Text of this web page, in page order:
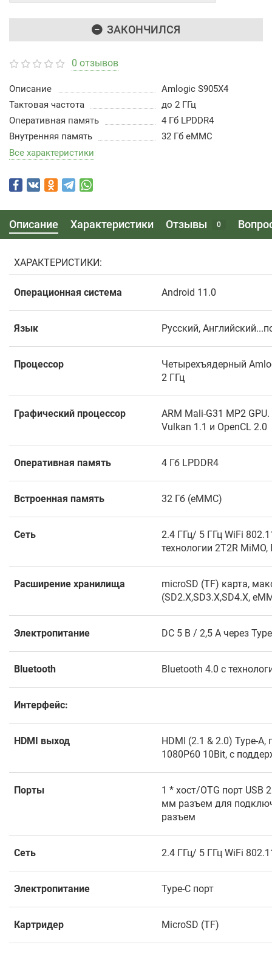
ЗАКОНЧИЛСЯ
0 отзывов
Описание
Amlogic S905X4
Тактовая частота
до 2 ГГц
Оперативная память
4 Гб LPDDR4
Внутренняя память
32 Гб eMMC
Все характеристики
Описание Характеристики Отзывы 0
ХАРАКТЕРИСТИКИ:
Операционная система Android 11.0
Язык Русский,
Процессор
Четырехъядерный
2 ГГц
Графический процессор
ARM Mali-G31 MP2
Vulkan 1.1 и OpenCL 2.0
Оперативная память 4 Гб LPDDR4
Встроенная память 32 Гб (eMMC)
Сеть
2.4 ГГц/ 5 ГГц WiFi
технологии 2T2R
Расширение хранилища
microSD (TF) карта,
(SD2.X,SD3.X,SD4.X,
Электропитание DC 5 В / 2,5 А через
Bluetooth Bluetooth 4.0 с
Интерфейс:
HDMI выход
HDMI (2.1 & 2.0) Type-
1080P60 10Bit, с
Порты
1 * хост/OTG порт USB
мм разъем для
разъем
Сеть 2.4 ГГц/ 5 ГГц WiFi
Электропитание Type-C порт
Картридер MicroSD (TF)